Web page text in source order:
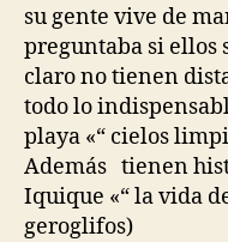
su gente vive de
preguntaba si ellos
claro no tienen
todo lo
playa «“ cielos
Además tienen
Iquique «“ la vida
geroglifos)